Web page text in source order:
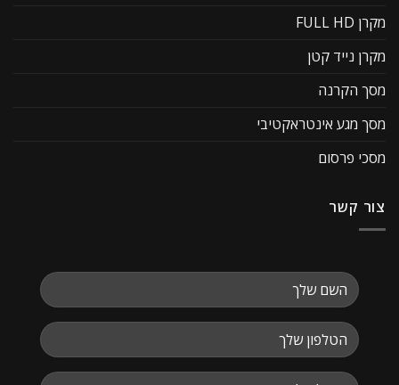
מקרן FULL HD
מקרן נייד קטן
מסך הקרנה
מסך מגע אינטראקטיבי
מסכי פרסום
צור קשר